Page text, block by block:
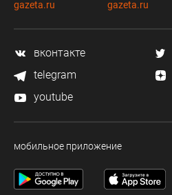
gazeta.ru
gazeta.ru
вконтакте
telegram
youtube
мобильное приложение